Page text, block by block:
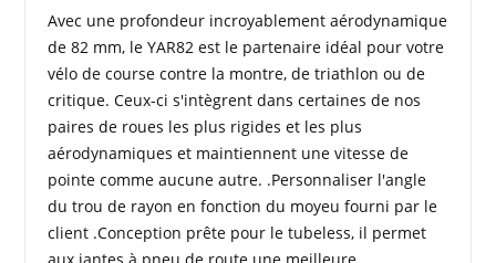
Avec une profondeur incroyablement aérodynamique
de 82 mm, le YAR82 est le partenaire idéal pour votre
vélo de course contre la montre, de triathlon ou de
critique. Ceux-ci s'intègrent dans certaines de nos
paires de roues les plus rigides et les plus
aérodynamiques et maintiennent une vitesse de
pointe comme aucune autre. .Personnaliser l'angle
du trou de rayon en fonction du moyeu fourni par le
client .Conception prête pour le tubeless, il permet